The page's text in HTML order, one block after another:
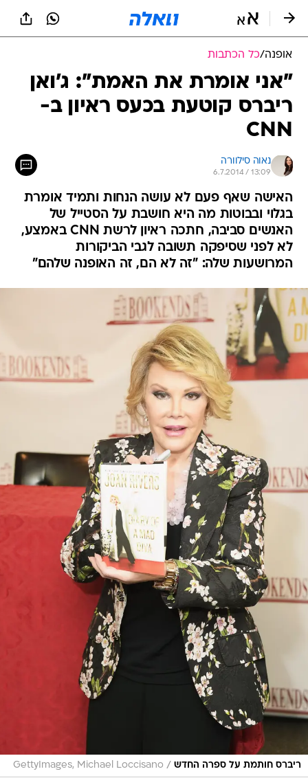
אופנה/כל הכתבות
"אני אומרת את האמת": ג'ואן
ריברס קוטעת בכעס ראיון ב-
CNN
נאוה סילוורה
6.7.2014 / 13:09
האישה שאף פעם לא עושה הנחות ותמיד אומרת
בגלוי ובבוטות מה היא חושבת על הסטייל של
האנשים סביבה, חתכה ראיון לרשת CNN באמצע,
לא לפני שסיפקה תשובה לגבי הביקורות
המרושעות שלה: "זה לא הם, זה האופנה שלהם"
ריברס חותמת על ספרה החדש /
GettyImages, Michael Loccisano